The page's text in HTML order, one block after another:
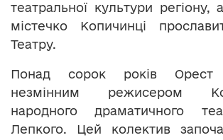
театральної культури регіону,
містечко Копичинці
Театру.
Понад сорок років
незмінним режисером
народного драматичного
Лепкого. Цей колектив